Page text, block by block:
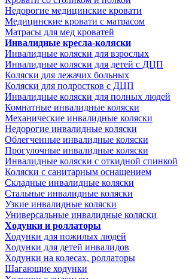
Недорогие медицинские кровати
Медицинские кровати с матрасом
Матрасы для мед кроватей
Инвалидные кресла-коляски
Инвалидные коляски для взрослых
Инвалидные коляски для детей с ДЦП
Коляски для лежачих больных
Коляски для подростков с ДЦП
Инвалидные коляски для полных людей
Комнатные инвалидные коляски
Механические инвалидные коляски
Недорогие инвалидные коляски
Облегченные инвалидные коляски
Прогулочные инвалидные коляски
Инвалидные коляски с откидной спинкой
Коляски с санитарным оснащением
Складные инвалидные коляски
Стальные инвалидные коляски
Узкие инвалидные коляски
Универсальные инвалидные коляски
Ходунки и роллаторы
Ходунки для пожилых людей
Ходунки для детей инвалидов
Ходунки на колесах, роллаторы
Шагающие ходунки